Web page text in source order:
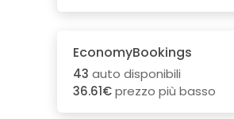
EconomyBookings
43 auto disponibili
36.61€prezzo più basso